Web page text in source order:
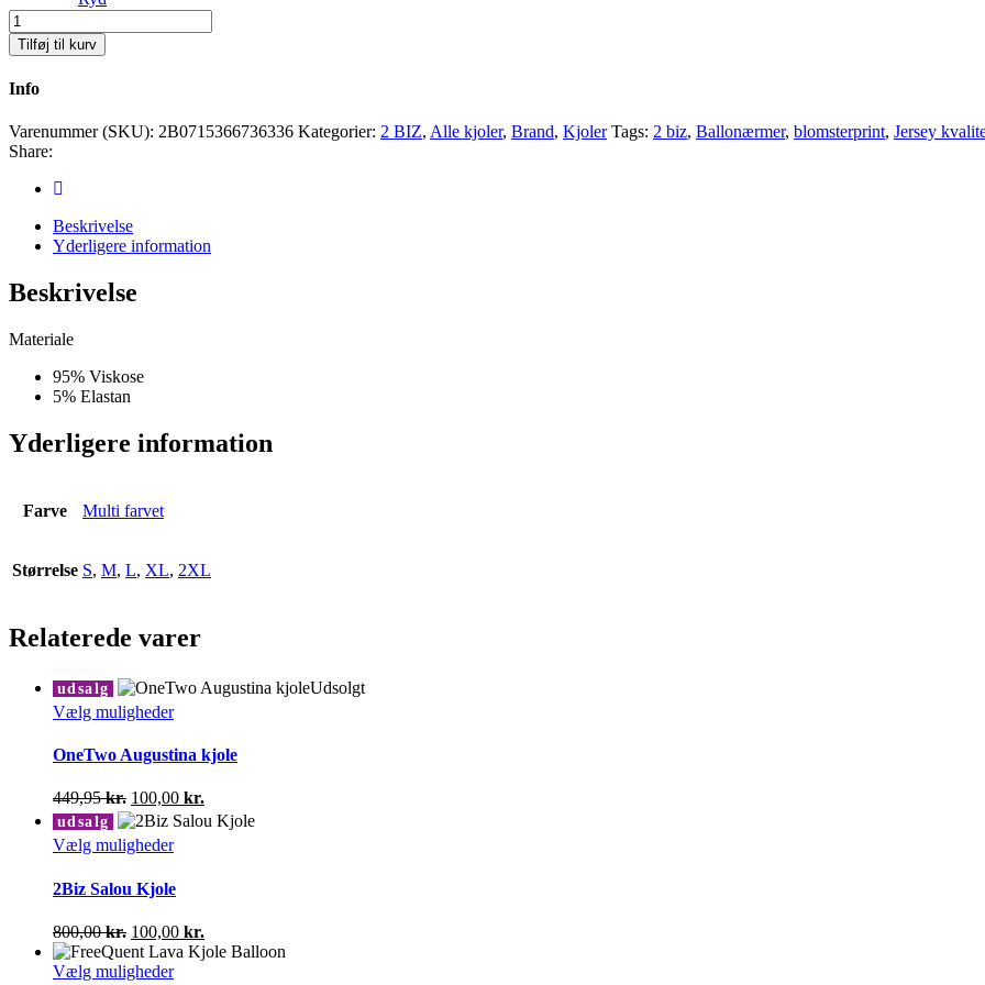
2Biz
Osato
Kjole
Tilføj til kurv
Info
Varenummer (SKU): 2B0715366736336 Kategorier: 2 BIZ, Alle kjoler, Brand, Kjoler Tags: 2 biz, Ballonærmer, blomsterprint, Jersey
Share:
Beskrivelse
Yderligere information
Beskrivelse
Materiale
95% Viskose
5% Elastan
Yderligere information
Farve Multi farvet
Størrelse S, M, L, XL, 2XL
Relaterede varer
udsalg
Udsolgt
Vælg mulighederDette
har
varianter.
Mulighederne
kan
vælges
varesiden
OneTwo Augustina kjole
449,95kr. Den
oprindelige
pris
var:
100,00 kr.
aktuelle
udsalg
Vælg mulighederDette
har
flere
varianter.
Mulighederne
kan
2Biz Salou Kjole
800,00kr. Den
oprindelige
pris
100,00 kr.
aktuelle
Vælg mulighederDette